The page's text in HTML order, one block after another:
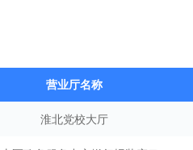
营业厅名称
淮北党校大厅